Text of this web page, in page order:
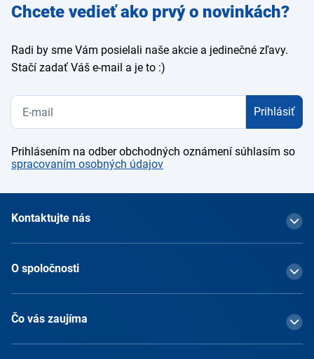
Zadajte
e-mail
Chcete vedieť ako prvý o novinkách?
Radi by sme Vám posielali naše akcie a jedinečné zľavy.
Stačí zadať Váš e-mail a je to :)
Prihlásiť
Prihlásením na odber obchodných oznámení súhlasím so
spracovaním osobných údajov
Kontaktujte nás
O spoločnosti
Čo vás zaujíma